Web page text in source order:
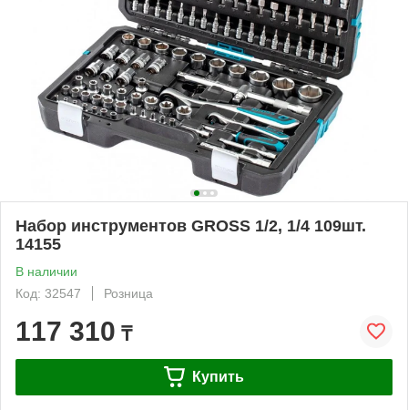
Набор инструментов GROSS 1/2, 1/4 109шт.
14155
В наличии
Код: 32547
Розница
117 310 ₸
Купить